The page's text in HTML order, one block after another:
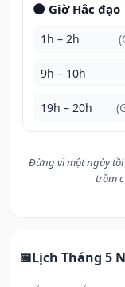
🌑 Giờ Hắc đạo
1h – 2h
9h – 10h
19h – 20h
Đừng vì một ngày
trầm
Lịch Tháng 5